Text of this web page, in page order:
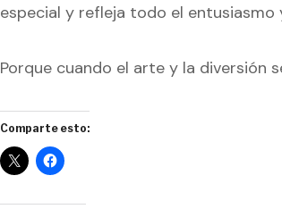
especial y refleja todo el
Porque cuando el arte y la diversión
Comparte esto: